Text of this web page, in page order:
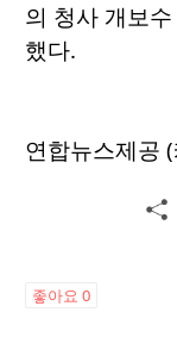
의 청사 개보
했다.
연합뉴스제공
좋아요 0